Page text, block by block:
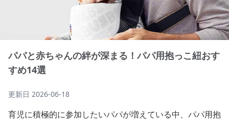
パパと赤ちゃんの絆が深まる！パパ用抱っこ紐おす
すめ14選
更新日 2026-06-18
育児に積極的に参加したいパパが増えている中、パパ用抱